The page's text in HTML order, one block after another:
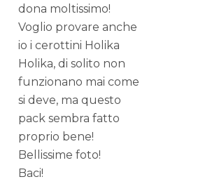
dona moltissimo!
Voglio provare anche
io i cerottini Holika
Holika, di solito non
funzionano mai come
si deve, ma questo
pack sembra fatto
proprio bene!
Bellissime foto!
Baci!